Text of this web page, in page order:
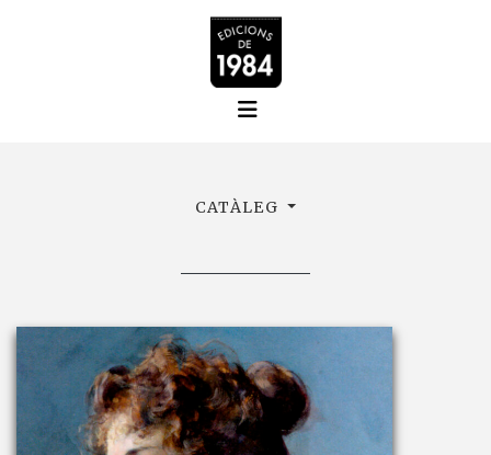
CATÀLEG